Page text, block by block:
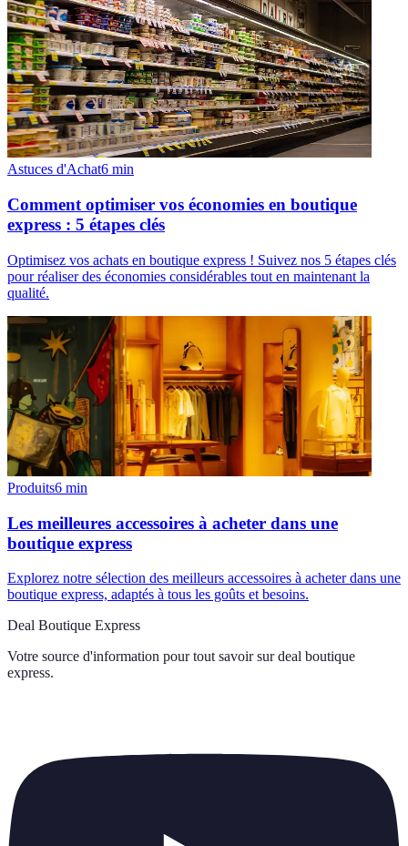
Astuces d'Achat6 min
Comment optimiser vos économies en boutique
express : 5 étapes clés
Optimisez vos achats en boutique express ! Suivez nos 5 étapes clés
pour réaliser des économies considérables tout en maintenant la
qualité.
Produits6 min
Les meilleures accessoires à acheter dans une
boutique express
Explorez notre sélection des meilleurs accessoires à acheter dans une
boutique express, adaptés à tous les goûts et besoins.
Deal Boutique Express
Votre source d'information pour tout savoir sur deal boutique
express.